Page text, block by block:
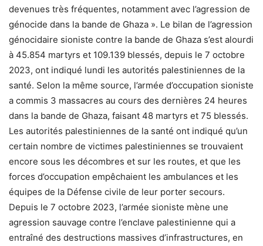
devenues très fréquentes, notamment avec l’agression de
génocide dans la bande de Ghaza ». Le bilan de l’agression
génocidaire sioniste contre la bande de Ghaza s’est alourdi
à 45.854 martyrs et 109.139 blessés, depuis le 7 octobre
2023, ont indiqué lundi les autorités palestiniennes de la
santé. Selon la même source, l’armée d’occupation sioniste
a commis 3 massacres au cours des dernières 24 heures
dans la bande de Ghaza, faisant 48 martyrs et 75 blessés.
Les autorités palestiniennes de la santé ont indiqué qu’un
certain nombre de victimes palestiniennes se trouvaient
encore sous les décombres et sur les routes, et que les
forces d’occupation empêchaient les ambulances et les
équipes de la Défense civile de leur porter secours.
Depuis le 7 octobre 2023, l’armée sioniste mène une
agression sauvage contre l’enclave palestinienne qui a
entraîné des destructions massives d’infrastructures, en